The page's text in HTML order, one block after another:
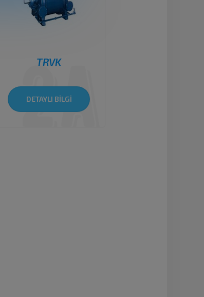
TRVK
DETAYLI BİLGİ